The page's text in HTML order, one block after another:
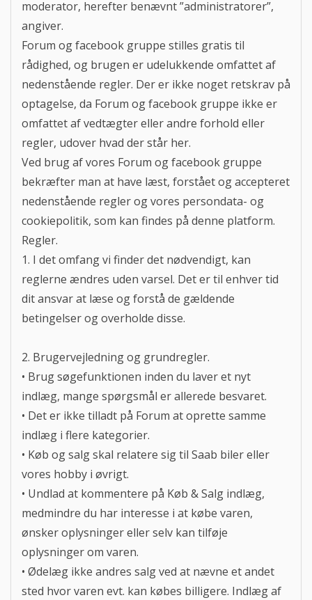
moderator, herefter benævnt ”administratorer”,
angiver.
Forum og facebook gruppe stilles gratis til
rådighed, og brugen er udelukkende omfattet af
nedenstående regler. Der er ikke noget retskrav på
optagelse, da Forum og facebook gruppe ikke er
omfattet af vedtægter eller andre forhold eller
regler, udover hvad der står her.
Ved brug af vores Forum og facebook gruppe
bekræfter man at have læst, forstået og accepteret
nedenstående regler og vores persondata- og
cookiepolitik, som kan findes på denne platform.
Regler.
1. I det omfang vi finder det nødvendigt, kan
reglerne ændres uden varsel. Det er til enhver tid
dit ansvar at læse og forstå de gældende
betingelser og overholde disse.
2. Brugervejledning og grundregler.
• Brug søgefunktionen inden du laver et nyt
indlæg, mange spørgsmål er allerede besvaret.
• Det er ikke tilladt på Forum at oprette samme
indlæg i flere kategorier.
• Køb og salg skal relatere sig til Saab biler eller
vores hobby i øvrigt.
• Undlad at kommentere på Køb & Salg indlæg,
medmindre du har interesse i at købe varen,
ønsker oplysninger eller selv kan tilføje
oplysninger om varen.
• Ødelæg ikke andres salg ved at nævne et andet
sted hvor varen evt. kan købes billigere. Indlæg af